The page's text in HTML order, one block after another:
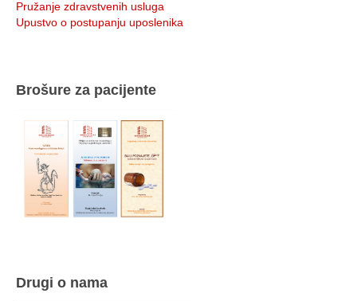
Pružanje zdravstvenih usluga
Upustvo o postupanju uposlenika
Brošure za pacijente
Drugi o nama